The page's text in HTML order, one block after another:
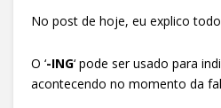
No post de hoje, eu explico
O ‘-ING‘ pode ser usado para
acontecendo no momento da